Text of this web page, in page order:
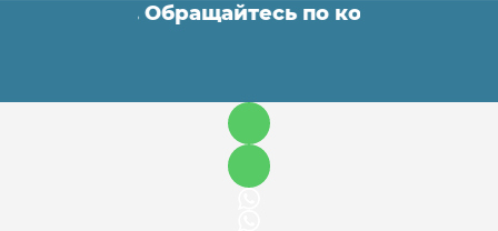
работы. Обращайтесь по контактам